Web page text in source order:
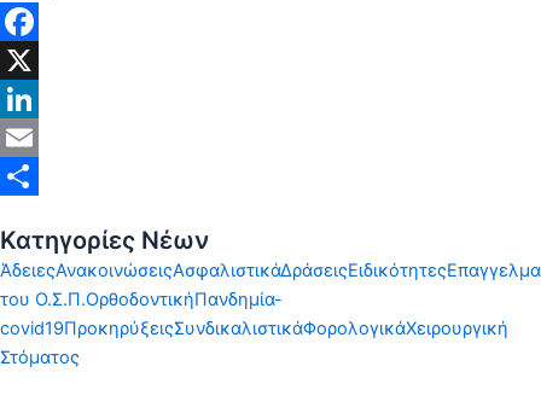
Facebook
X
LinkedIn
Email
Κατηγορίες Νέων
ΆδειεςΑνακοινώσειςΑσφαλιστικάΔράσειςΕιδικότητες
του Ο.Σ.Π.ΟρθοδοντικήΠανδημία-
covid19ΠροκηρύξειςΣυνδικαλιστικάΦορολογικάΧειρουργική
Στόματος